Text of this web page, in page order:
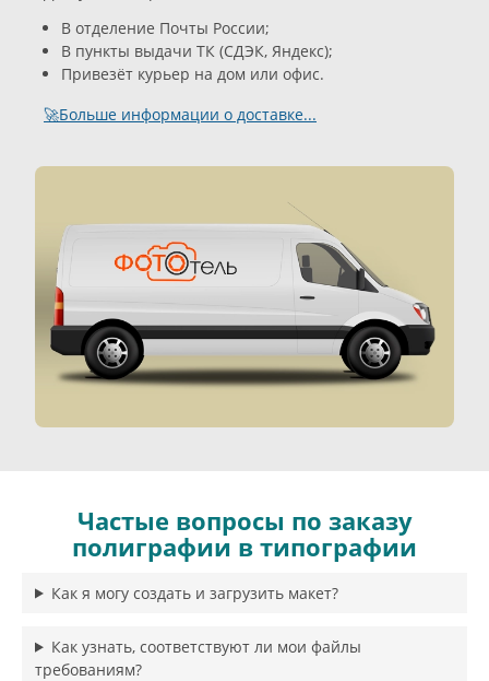
В отделение Почты России;
В пункты выдачи ТК (СДЭК, Яндекс);
Привезёт курьер на дом или офис.
🚀Больше информации о доставке...
Частые вопросы по заказу
полиграфии в типографии
Как я могу создать и загрузить макет?
Как узнать, соответствуют ли мои файлы
требованиям?